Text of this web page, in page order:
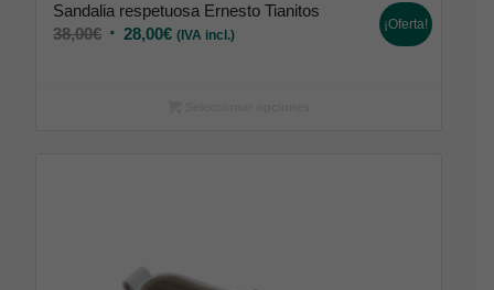
Sandalia respetuosa Ernesto Tianitos
38,00€ 28,00€ (IVA incl.)
¡Oferta!